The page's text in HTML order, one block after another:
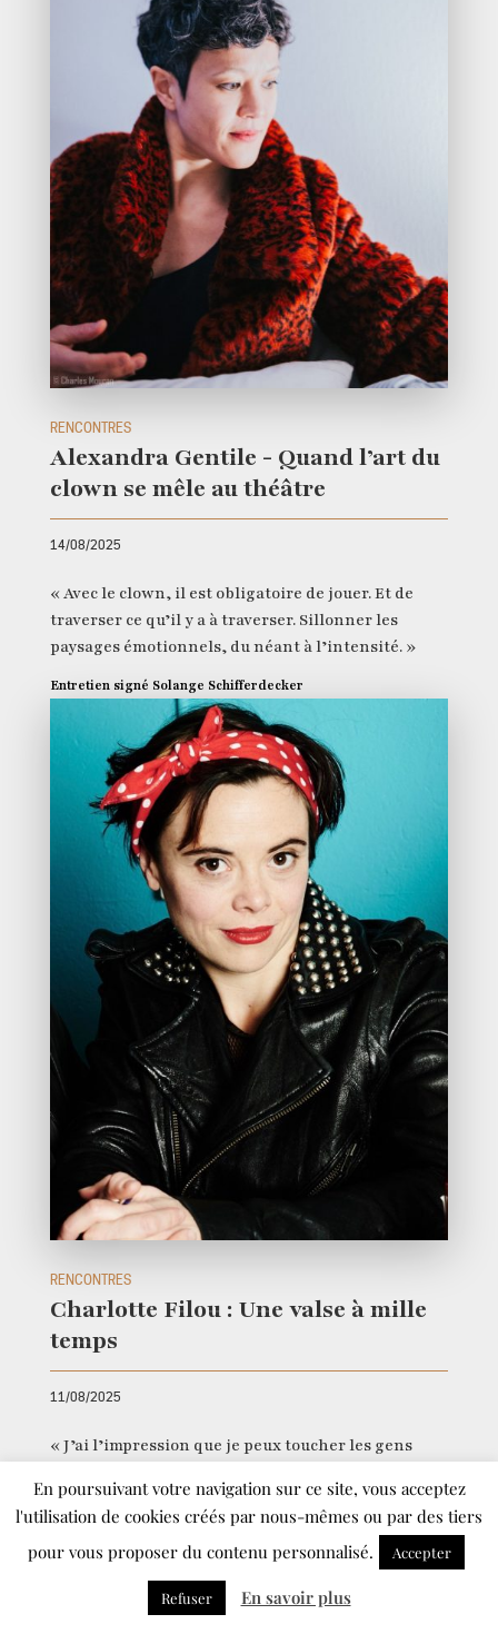
RENCONTRES
Alexandra Gentile - Quand l’art du
clown se mêle au théâtre
14/08/2025
« Avec le clown, il est obligatoire de jouer. Et de
traverser ce qu’il y a à traverser. Sillonner les
paysages émotionnels, du néant à l’intensité. »
Entretien signé Solange Schifferdecker
RENCONTRES
Charlotte Filou : Une valse à mille
temps
11/08/2025
« J’ai l’impression que je peux toucher les gens
chemin est moins direct avec un texte parlé. Ça me
demande plus de travail et d’introspection. »
Entretien signé Marie Lou Félix
En poursuivant votre navigation sur ce site, vous acceptez
l'utilisation de cookies créés par nous-mêmes ou par des tiers
pour vous proposer du contenu personnalisé.
Accepter
Refuser En savoir plus